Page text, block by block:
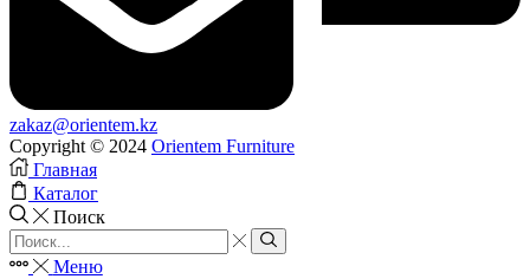
zakaz@orientem.kz
Copyright © 2024 Orientem Furniture
Главная
Каталог
Поиск
Search
input
Search
Меню